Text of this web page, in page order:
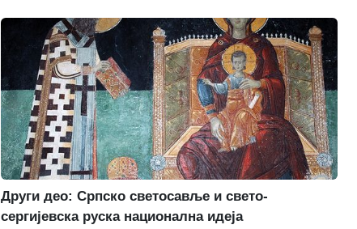
Други део: Српско светосавље и свето-
сергијевска руска национална идеја